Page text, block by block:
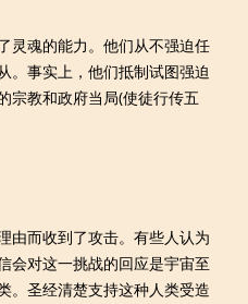
灵魂的能力。他们从不强迫任
。事实上，他们抵制试图强迫
宗教和政府当局(使徒行传五
由而收到了攻击。有些人认为
会对这一挑战的回应是宇宙至
。圣经清楚支持这种人类受造